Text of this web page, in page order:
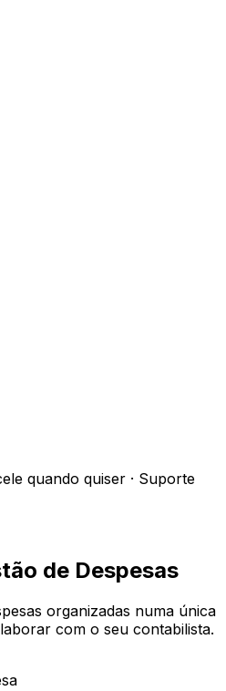
quando quiser · Suporte
de Despesas
organizadas numa única
com o seu contabilista.